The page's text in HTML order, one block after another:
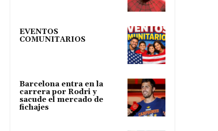
EVENTOS
COMUNITARIOS
Barcelona entra en la
carrera por Rodri y
sacude el mercado de
fichajes